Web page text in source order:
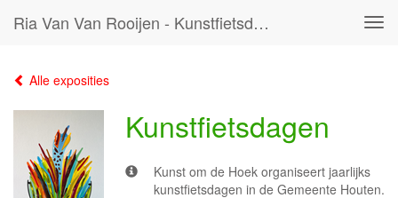
Ria Van Van Rooijen - Kunstfietsdagen
Alle exposities
Kunstfietsdagen
Kunst om de Hoek organiseert jaarlijks
kunstfietsdagen in de Gemeente Houten.